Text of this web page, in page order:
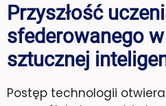
Przyszłość
sfederowanego
sztucznej
Postęp technologii